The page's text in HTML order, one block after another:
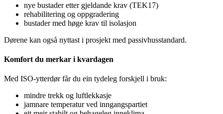
nye bustader etter gjeldande krav (TEK17)
rehabilitering og oppgradering
bustader med høge krav til isolasjon
Dørene kan også nyttast i prosjekt med passivhusstandard.
Komfort du merkar i kvardagen
Med ISO-ytterdør får du ein tydeleg forskjell i bruk:
mindre trekk og luftlekkasje
jamnare temperatur ved inngangspartiet